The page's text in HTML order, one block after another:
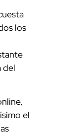
los
del
el